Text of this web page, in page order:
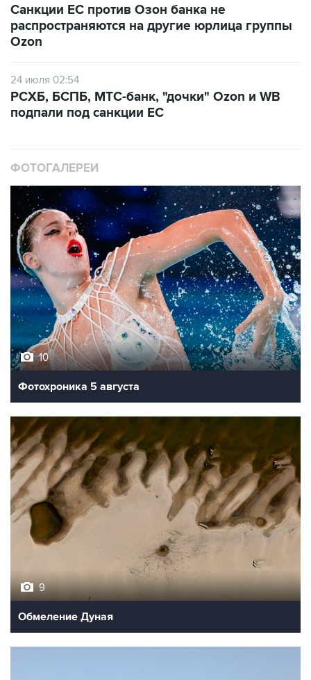
Санкции ЕС против Озон банка не
распространяются на другие юрлица группы
Ozon
24 июля 02:54
РСХБ, БСПБ, МТС-банк, "дочки" Ozon и WB
подпали под санкции ЕС
ФОТОГАЛЕРЕИ
10
Фотохроника 5 августа
9
Обмеление Дуная